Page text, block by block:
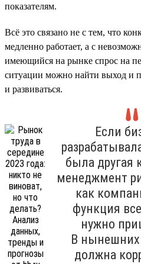
показателям.
Всё это связано не с тем, что
медленно работает, а с
имеющийся на рынке спрос на
ситуации можно найти выход и
и развиваться.
Если
была другая
менеджмент
как
функция
нужно
В нынешних
должна